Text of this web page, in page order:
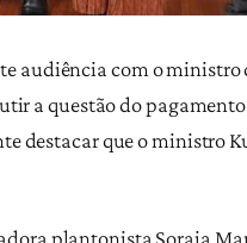
audiência com o ministro
a questão do
destacar que o ministro
plantonista Soraia